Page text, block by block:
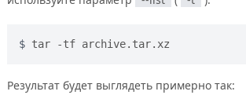
tar -tf archive.tar.xz
Результат будет выглядеть примерно так: